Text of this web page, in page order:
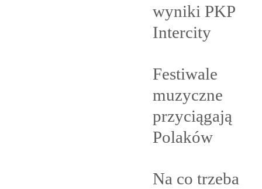
wyniki PKP
Intercity
Festiwale
muzyczne
przyciągają
Polaków
Na co trzeba